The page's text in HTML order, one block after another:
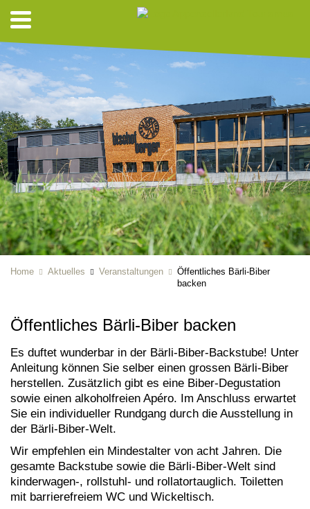
Home Aktuelles Veranstaltungen
Öffentliches Bärli-Biber
backen
Öffentliches Bärli-Biber backen
Es duftet wunderbar in der Bärli-Biber-Backstube! Unter
Anleitung können Sie selber einen grossen Bärli-Biber
herstellen. Zusätzlich gibt es eine Biber-Degustation
sowie einen alkoholfreien Apéro. Im Anschluss erwartet
Sie ein individueller Rundgang durch die Ausstellung in
der Bärli-Biber-Welt.
Wir empfehlen ein Mindestalter von acht Jahren. Die
gesamte Backstube sowie die Bärli-Biber-Welt sind
kinderwagen-, rollstuhl- und rollatortauglich. Toiletten
mit barrierefreiem WC und Wickeltisch.